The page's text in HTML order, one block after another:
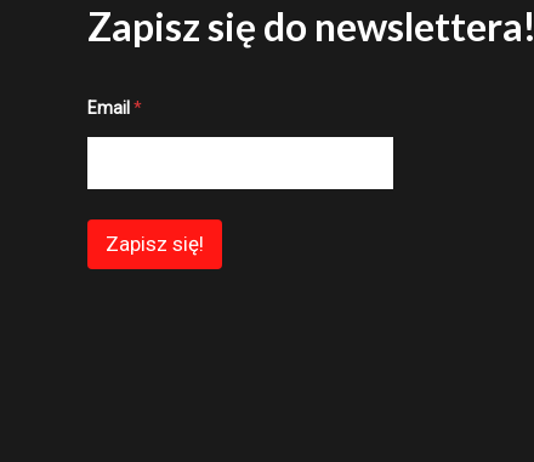
Zapisz się do newslettera!
m
*
Email *
Zapisz się!